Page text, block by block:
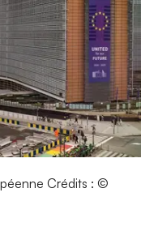
Crédits : ©